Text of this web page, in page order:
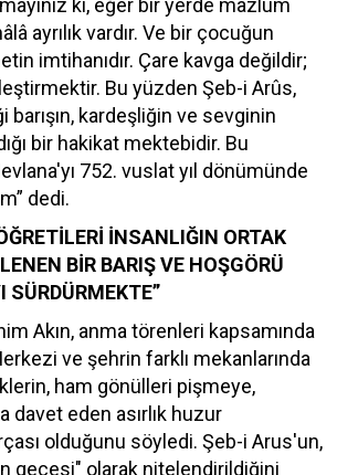
ki, eğer bir yerde mazlum
ayrılık vardır. Ve bir çocuğun
imtihanıdır. Çare kavga değildir;
Bu yüzden Şeb-i Arûs,
barışın, kardeşliğin ve sevginin
bir hakikat mektebidir. Bu
752. vuslat yıl dönümünde
dedi.
İNSANLIĞIN ORTAK
BİR BARIŞ VE HOŞGÖRÜ
SÜRDÜRMEKTE”
Akın, anma törenleri kapsamında
ve şehrin farklı mekanlarında
ham gönülleri pişmeye,
davet eden asırlık huzur
olduğunu söyledi. Şeb-i Arus'un,
gecesi" olarak nitelendirildiğini